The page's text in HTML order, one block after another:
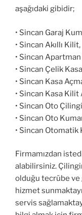
aşağıdaki gibidir;
• Sincan Garaj
• Sincan Akıllı Kilit,
• Sincan
• Sincan Çelik
• Sincan Kasa
• Sincan Kasa Kilit
• Sincan Oto
• Sincan Oto
• Sincan Otomatik
Firmamızdan
alabilirsiniz.
olduğu tecrübe
hizmet
servis